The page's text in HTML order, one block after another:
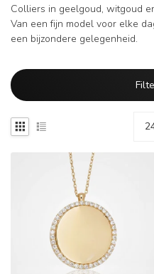
Colliers in geelgoud, witgoud
Van een fijn model voor elke
een bijzondere gelegenheid.